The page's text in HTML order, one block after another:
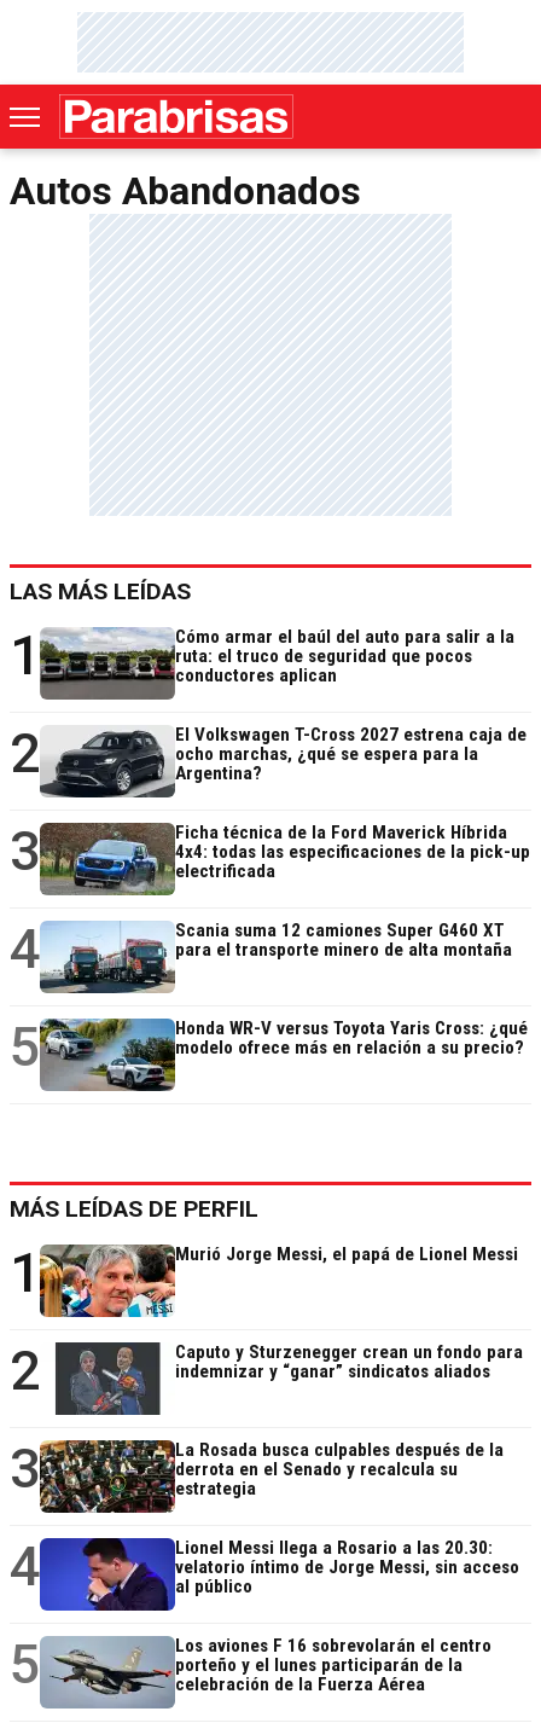
Autos Abandonados
LAS MÁS LEÍDAS
1
Cómo armar el baúl del auto para salir a la
ruta: el truco de seguridad que pocos
conductores aplican
2
El Volkswagen T-Cross 2027 estrena caja de
ocho marchas, ¿qué se espera para la
Argentina?
3
Ficha técnica de la Ford Maverick Híbrida
4x4: todas las especificaciones de la pick-up
electrificada
4
Scania suma 12 camiones Super G460 XT
para el transporte minero de alta montaña
5
Honda WR-V versus Toyota Yaris Cross: ¿qué
modelo ofrece más en relación a su precio?
MÁS LEÍDAS DE PERFIL
1 Murió Jorge Messi, el papá de Lionel Messi
2
Caputo y Sturzenegger crean un fondo para
indemnizar y “ganar” sindicatos aliados
3
La Rosada busca culpables después de la
derrota en el Senado y recalcula su
estrategia
4
Lionel Messi llega a Rosario a las 20.30:
velatorio íntimo de Jorge Messi, sin acceso
al público
5
Los aviones F 16 sobrevolarán el centro
porteño y el lunes participarán de la
celebración de la Fuerza Aérea